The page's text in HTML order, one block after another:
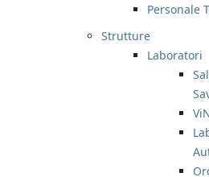
Personale
Strutture
Laboratori